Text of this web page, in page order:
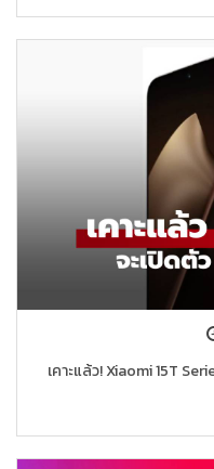
เคาะแล้ว! Xiaomi 15T